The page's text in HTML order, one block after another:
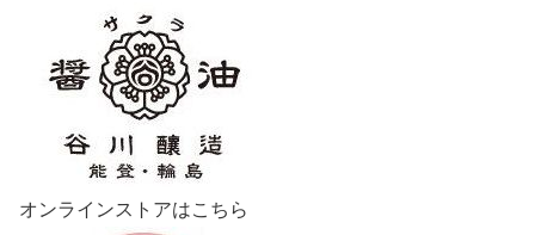
オンラインストアはこちら